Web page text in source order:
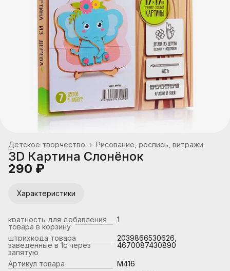
Рисование, роспись, витражи
Детское творчество ›
Главная
3D Картина Слонёнок
290 ₽
Характеристики
кратность для добавления
товара в корзину
1
штрихкода товара
заведенные в 1с через
запятую
2039866530626,
4670087430890
Артикул товара
М416